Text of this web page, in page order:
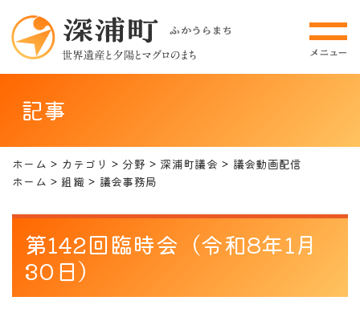
記事
ホーム カテゴリ 分野 深浦町議会
議会動画配信
ホーム
組織 議会事務局
第142回臨時会（令和8年1月
30日）